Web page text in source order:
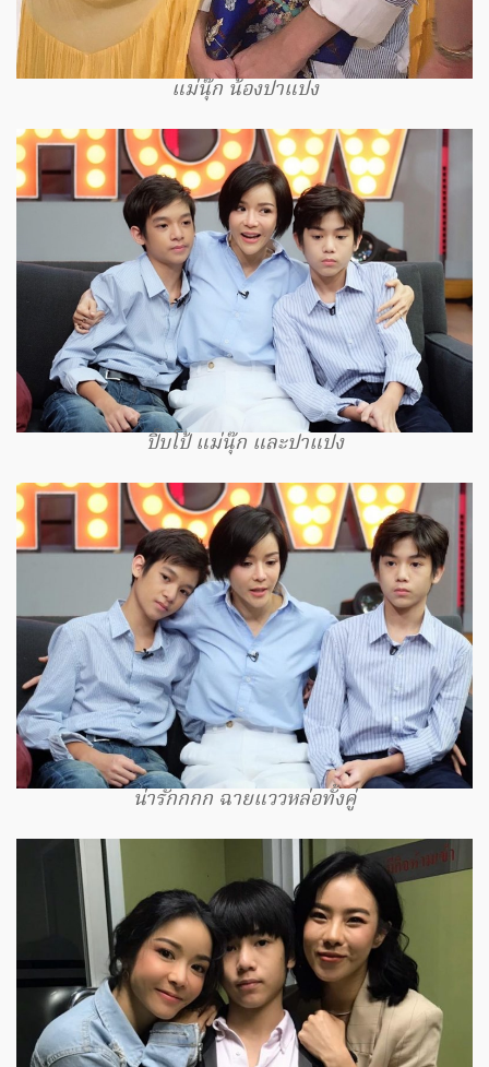
แม่นุ๊ก น้องปาแปง
ปิ๊บโป้ แม่นุ๊ก และปาแปง
น่ารักกกก ฉายแววหล่อทั้งคู่